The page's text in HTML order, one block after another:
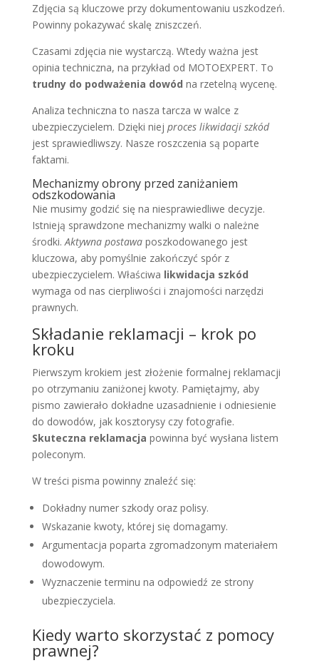
Zdjęcia są kluczowe przy dokumentowaniu uszkodzeń.
Powinny pokazywać skalę zniszczeń.
Czasami zdjęcia nie wystarczą. Wtedy ważna jest
opinia techniczna, na przykład od MOTOEXPERT. To
trudny do podważenia dowód na rzetelną wycenę.
Analiza techniczna to nasza tarcza w walce z
ubezpieczycielem. Dzięki niej proces likwidacji szkód
jest sprawiedliwszy. Nasze roszczenia są poparte
faktami.
Mechanizmy obrony przed zaniżaniem
odszkodowania
Nie musimy godzić się na niesprawiedliwe decyzje.
Istnieją sprawdzone mechanizmy walki o należne
środki. Aktywna postawaposzkodowanego jest
kluczowa, aby pomyślnie zakończyć spór z
ubezpieczycielem. Właściwa likwidacja szkód
wymaga od nas cierpliwości i znajomości narzędzi
prawnych.
Składanie reklamacji – krok po
kroku
Pierwszym krokiem jest złożenie formalnej reklamacji
po otrzymaniu zaniżonej kwoty. Pamiętajmy, aby
pismo zawierało dokładne uzasadnienie i odniesienie
do dowodów, jak kosztorysy czy fotografie.
Skuteczna reklamacja powinna być wysłana listem
poleconym.
W treści pisma powinny znaleźć się:
Dokładny numer szkody oraz polisy.
Wskazanie kwoty, której się domagamy.
Argumentacja poparta zgromadzonym materiałem
dowodowym.
Wyznaczenie terminu na odpowiedź ze strony
ubezpieczyciela.
Kiedy warto skorzystać z pomocy
prawnej?